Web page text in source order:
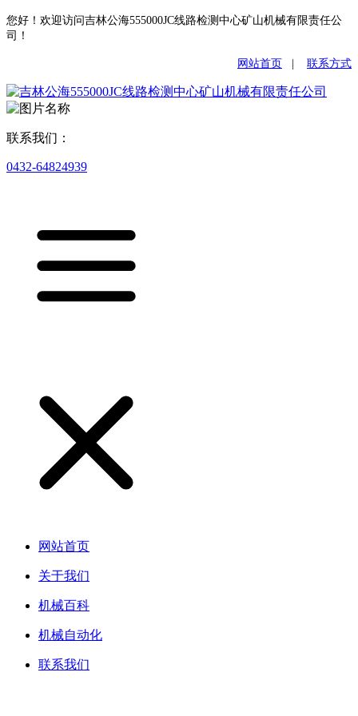
您好！欢迎访问吉林公海555000JC线路检测中心矿山机械有限责任公
司！
网站首页 联系方式
联系我们：
0432-64824939
网站首页
关于我们
机械百科
机械自动化
联系我们